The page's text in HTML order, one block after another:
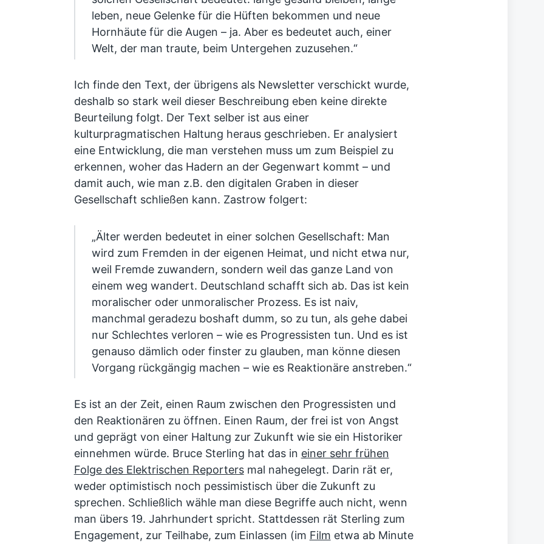
leben, neue Gelenke für die Hüften bekommen und neue
Hornhäute für die Augen – ja. Aber es bedeutet auch, einer
Welt, der man traute, beim Untergehen zuzusehen.“
Ich finde den Text, der übrigens als Newsletter verschickt wurde,
deshalb so stark weil dieser Beschreibung eben keine direkte
Beurteilung folgt. Der Text selber ist aus einer
kulturpragmatischen Haltung heraus geschrieben. Er analysiert
eine Entwicklung, die man verstehen muss um zum Beispiel zu
erkennen, woher das Hadern an der Gegenwart kommt – und
damit auch, wie man z.B. den digitalen Graben in dieser
Gesellschaft schließen kann. Zastrow folgert:
„Älter werden bedeutet in einer solchen Gesellschaft: Man
wird zum Fremden in der eigenen Heimat, und nicht etwa nur,
weil Fremde zuwandern, sondern weil das ganze Land von
einem weg wandert. Deutschland schafft sich ab. Das ist kein
moralischer oder unmoralischer Prozess. Es ist naiv,
manchmal geradezu boshaft dumm, so zu tun, als gehe dabei
nur Schlechtes verloren – wie es Progressisten tun. Und es ist
genauso dämlich oder finster zu glauben, man könne diesen
Vorgang rückgängig machen – wie es Reaktionäre anstreben.“
Es ist an der Zeit, einen Raum zwischen den Progressisten und
den Reaktionären zu öffnen. Einen Raum, der frei ist von Angst
und geprägt von einer Haltung zur Zukunft wie sie ein Historiker
einnehmen würde. Bruce Sterling hat das in einer sehr frühen
Folge des Elektrischen Reportersmal nahegelegt. Darin rät er,
weder optimistisch noch pessimistisch über die Zukunft zu
sprechen. Schließlich wähle man diese Begriffe auch nicht, wenn
man übers 19. Jahrhundert spricht. Stattdessen rät Sterling zum
Engagement, zur Teilhabe, zum Einlassen (im Film etwa ab Minute